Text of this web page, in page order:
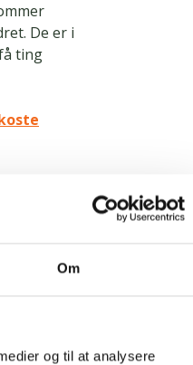
Om
og til at analysere
De er i
ting
at kigge
eller det